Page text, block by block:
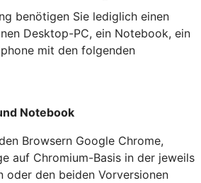
benötigen Sie lediglich einen
Desktop-PC, ein Notebook, ein
mit den folgenden
Notebook
Browsern Google Chrome,
auf Chromium-Basis in der jeweils
oder den beiden Vorversionen